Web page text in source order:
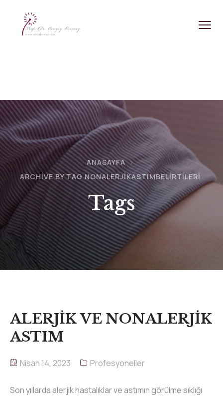
ANASAYFA
ARCHIVE BY TAG NONALERJIKASTIMBELIRTILERI
Tags
ALERJİK VE NONALERJİK
ASTIM
Nisan 14, 2023 Profesyoneller
Son yıllarda alerjik hastalıklar ve astımın görülme sıklığı